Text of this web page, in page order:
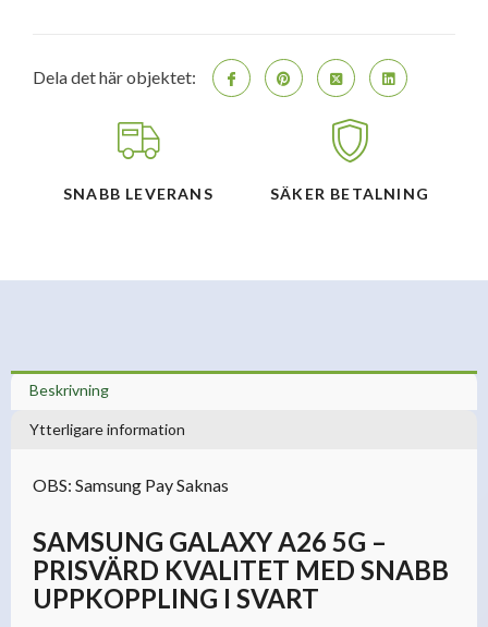
mängd
Dela det här objektet:
SNABB LEVERANS SÄKER BETALNING
Beskrivning
Ytterligare information
OBS: Samsung Pay Saknas
SAMSUNG GALAXY A26 5G –
PRISVÄRD KVALITET MED SNABB
UPPKOPPLING I SVART